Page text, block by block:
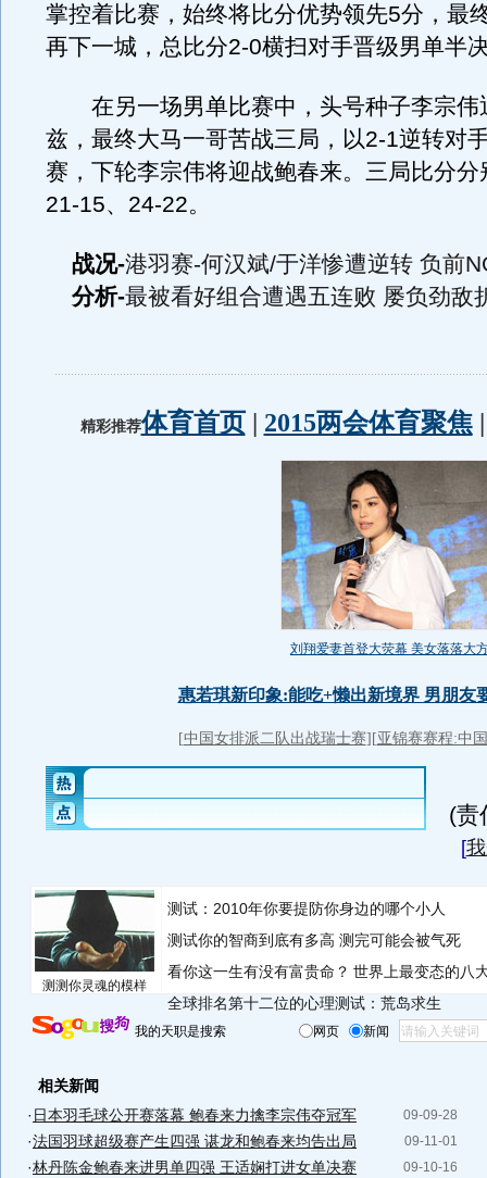
掌控着比赛，始终将比分优势领先5分，最
再下一城，总比分2-0横扫对手晋级男单半
在另一场男单比赛中，头号种子李宗伟
兹，最终大马一哥苦战三局，以2-1逆转对
赛，下轮李宗伟将迎战鲍春来。三局比分
21-15、24-22。
战况-港羽赛-何汉斌/于洋惨遭逆转 负前
分析-最被看好组合遭遇五连败 屡负劲敌
(责
[
测测你灵魂的模样
测试：2010年你要提防你身边的哪个小人
测试你的智商到底有多高 测完可能会被气死
看你这一生有没有富贵命？ 世界上最变态的八
全球排名第十二位的心理测试：荒岛求生
我的天职是搜索 网页 新闻
相关新闻
09-09-28
· 日本羽毛球公开赛落幕 鲍春来力擒李宗伟夺冠军
09-11-01
·法国羽球超级赛产生四强 谌龙和鲍春来均告出局
09-10-16
·林丹陈金鲍春来进男单四强 王适娴打进女单决赛